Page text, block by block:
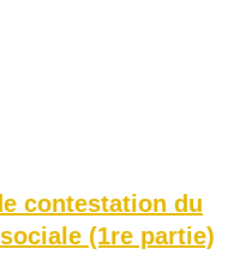
contestation du
(1re partie)